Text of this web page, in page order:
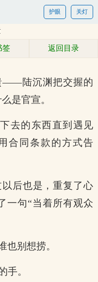
关灯
护眼
签 返回目录
——陆沉渊把交握的
是官宣。
去的东西直到遇见
合同条款的方式告
后也是，重复了心
一句“当着所有观众
也别想捞。
手。